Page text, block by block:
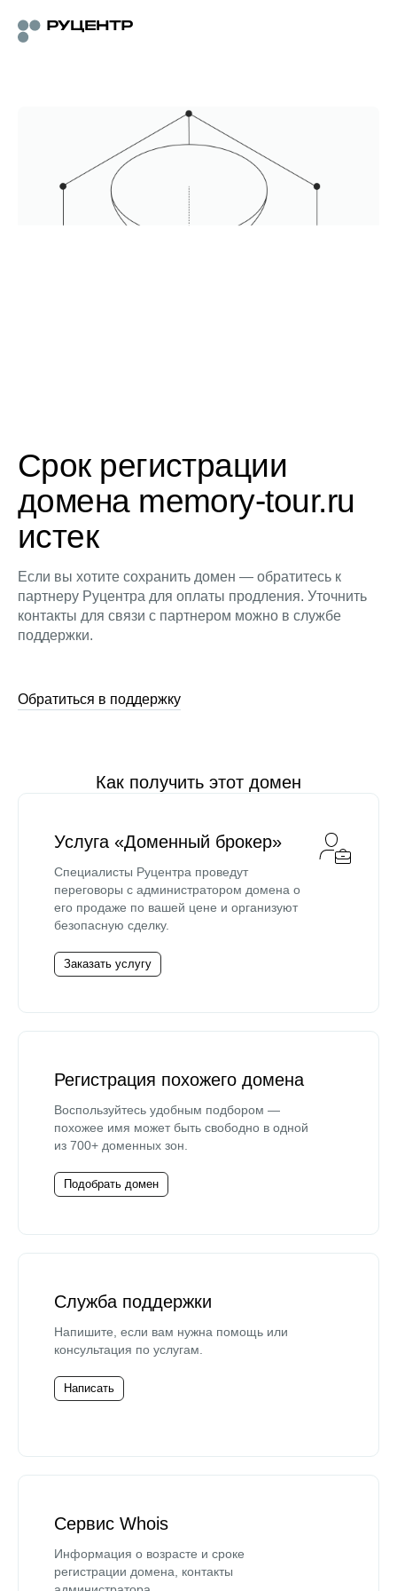
Срок регистрации
домена memory-tour.ru
истек
Если вы хотите сохранить домен — обратитесь к
партнеру Руцентра для оплаты продления. Уточнить
контакты для связи с партнером можно в службе
поддержки.
Обратиться в поддержку
Как получить этот домен
Услуга «Доменный брокер»
Специалисты Руцентра проведут
переговоры с администратором домена о
его продаже по вашей цене и организуют
безопасную сделку.
Заказать услугу
Регистрация похожего домена
Воспользуйтесь удобным подбором —
похожее имя может быть свободно в одной
из 700+ доменных зон.
Подобрать домен
Служба поддержки
Напишите, если вам нужна помощь или
консультация по услугам.
Написать
Сервис Whois
Информация о возрасте и сроке
регистрации домена, контакты